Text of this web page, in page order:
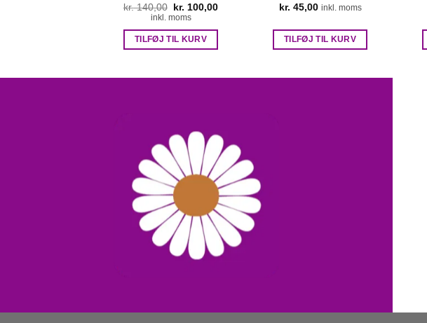
kr.140,00 Den
oprindelige
var:
kr. 140,00.
kr. 100,00
inkl. moms
TILFØJ TIL KURV
kr. 45,00 inkl. moms
TILFØJ TIL KURV